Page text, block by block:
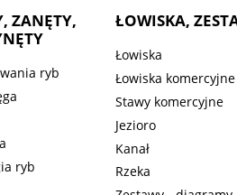
ZANĘTY,
ryb
ryb
ŁOWISKA,
Łowiska
Łowiska komercyjne
Stawy komercyjne
Jezioro
Kanał
Rzeka